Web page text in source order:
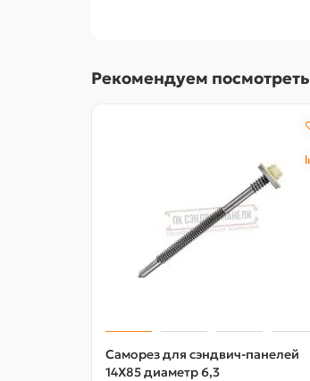
Рекомендуем посмотреть
Саморез для сэндвич-панелей
14X85 диаметр 6,3